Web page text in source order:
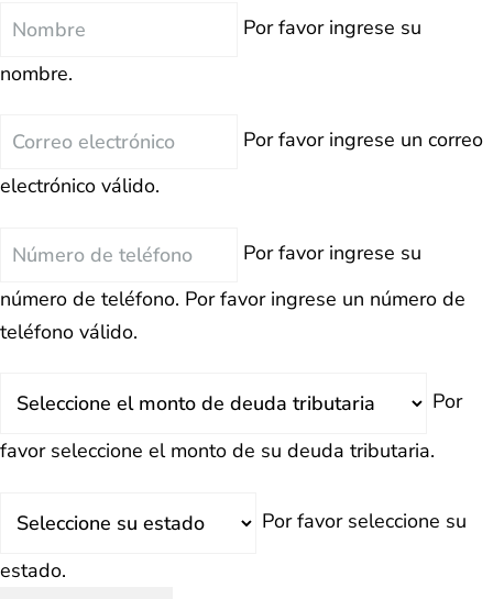
Nombre
Por favor ingrese su
nombre.
Correo
Por favor ingrese un correo
electrónico válido.
Teléfono
Por favor ingrese su
número de teléfono. Por favor ingrese un número de
teléfono válido.
Por
favor seleccione el monto de su deuda tributaria.
Por favor seleccione su
estado.